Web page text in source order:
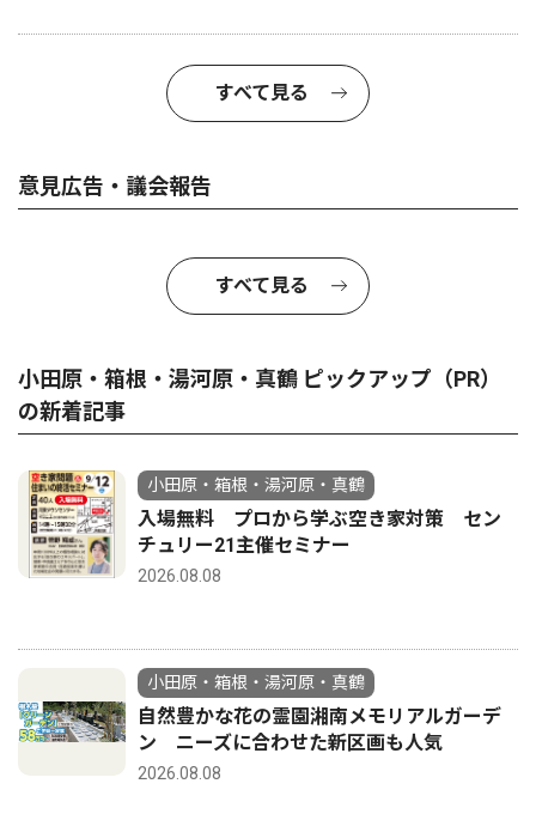
すべて見る
意見広告・議会報告
すべて見る
小田原・箱根・湯河原・真鶴 ピックアップ（PR）
の新着記事
小田原・箱根・湯河原・真鶴
入場無料 プロから学ぶ空き家対策 セン
チュリー21主催セミナー
2026.08.08
小田原・箱根・湯河原・真鶴
自然豊かな花の霊園湘南メモリアルガーデ
ン ニーズに合わせた新区画も人気
2026.08.08